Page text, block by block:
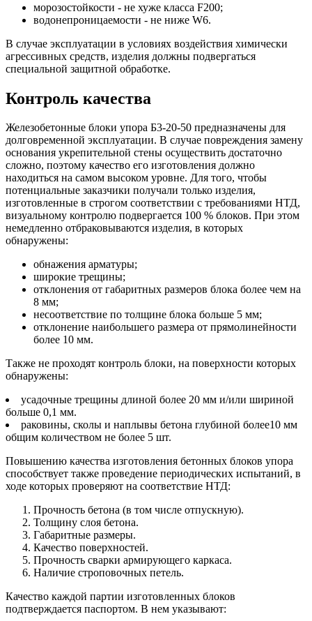
морозостойкости - не хуже класса F200;
водонепроницаемости - не ниже W6.
В случае эксплуатации в условиях воздействия химически
агрессивных средств, изделия должны подвергаться
специальной защитной обработке.
Контроль качества
Железобетонные блоки упора Б3-20-50 предназначены для
долговременной эксплуатации. В случае повреждения замену
основания укрепительной стены осуществить достаточно
сложно, поэтому качество его изготовления должно
находиться на самом высоком уровне. Для того, чтобы
потенциальные заказчики получали только изделия,
изготовленные в строгом соответствии с требованиями НТД,
визуальному контролю подвергается 100 % блоков. При этом
немедленно отбраковываются изделия, в которых
обнаружены:
обнажения арматуры;
широкие трещины;
отклонения от габаритных размеров блока более чем на
8 мм;
несоответствие по толщине блока больше 5 мм;
отклонение наибольшего размера от прямолинейности
более 10 мм.
Также не проходят контроль блоки, на поверхности которых
обнаружены:
усадочные трещины длиной более 20 мм и/или шириной
больше 0,1 мм.
раковины, сколы и наплывы бетона глубиной более10 мм
общим количеством не более 5 шт.
Повышению качества изготовления бетонных блоков упора
способствует также проведение периодических испытаний, в
ходе которых проверяют на соответствие НТД:
Прочность бетона (в том числе отпускную).
Толщину слоя бетона.
Габаритные размеры.
Качество поверхностей.
Прочность сварки армирующего каркаса.
Наличие строповочных петель.
Качество каждой партии изготовленных блоков
подтверждается паспортом. В нем указывают: